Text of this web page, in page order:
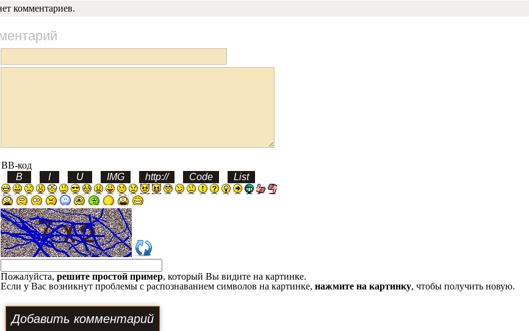
комментариев.
BB-код
Пожалуйста, решите простой пример, который Вы видите на картинке.
Если у Вас возникнут проблемы с распознаванием символов на картинке, нажмите на картинку, чтобы получить новую.